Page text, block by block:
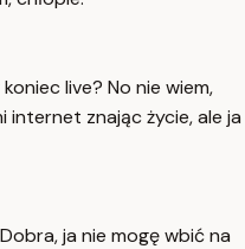
live? No nie wiem,
internet znając życie, ale ja
ja nie mogę wbić na